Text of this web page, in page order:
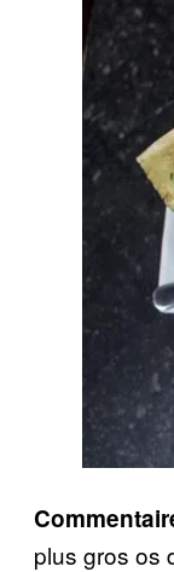
plus gros os